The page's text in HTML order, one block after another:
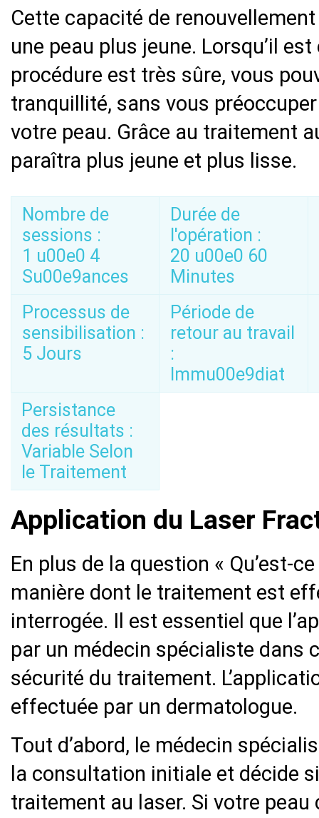
Cette capacité de
une peau plus jeune. Lorsqu’il
procédure est très sûre, vous
tranquillité, sans vous
votre peau. Grâce au traitement
paraîtra plus jeune et plus lisse.
Nombre de
sessions :
1 u00e0 4
Su00e9ances
Durée de
l'opération :
20 u00e0 60
Minutes
Processus de
sensibilisation :
5 Jours
Période de
retour au travail
:
Immu00e9diat
Persistance
des résultats :
Variable Selon
le Traitement
Application du Laser
En plus de la question « Qu’est-
manière dont le traitement est
interrogée. Il est essentiel que
par un médecin spécialiste dans
sécurité du traitement.
effectuée par un dermatologue.
Tout d’abord, le médecin
la consultation initiale et décide
traitement au laser. Si votre